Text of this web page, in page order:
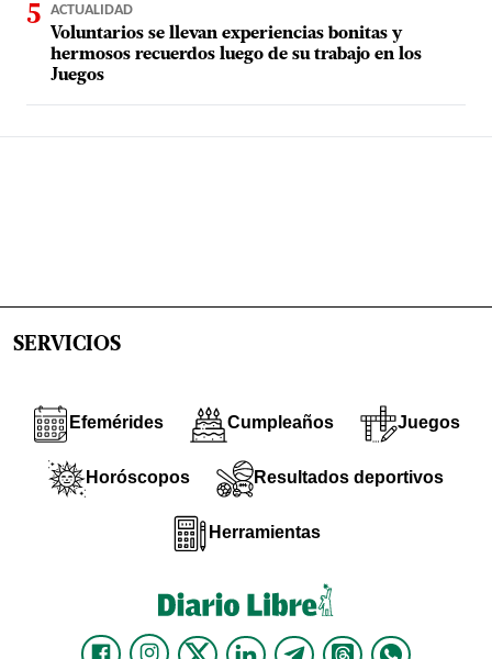
ACTUALIDAD
Voluntarios se llevan experiencias bonitas y
hermosos recuerdos luego de su trabajo en los
Juegos
SERVICIOS
Efemérides Cumpleaños Juegos
Horóscopos Resultados deportivos
Herramientas